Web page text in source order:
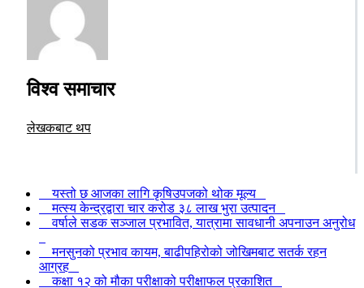
विश्व समाचार
लेखकबाट थप
यस्तो छ आजका लागि कृषिउपजको थोक मूल्य
मत्स्य केन्द्रद्वारा चार करोड ३८ लाख भुरा उत्पादन
वर्षाले सडक सञ्जाल प्रभावित, यात्रामा सावधानी अपनाउन अनुरोध
मनसुनको प्रभाव कायम, बाढीपहिरोको जोखिमबाट सतर्क रहन
आग्रह
कक्षा १२ को मौका परीक्षाको परीक्षाफल प्रकाशित